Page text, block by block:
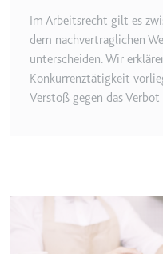
Ablauf:
Typ:
HTML
Im Arbeitsrecht gilt es
dem nachvertraglichen
unterscheiden. Wir
Konkurrenztätigkeit
Verstoß gegen das Verbot